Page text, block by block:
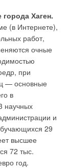
Хаген.
(в Интернете),
работ,
очные
при
— основные
в
научных
и
29
высшее
72 тыс.
год.